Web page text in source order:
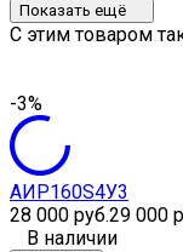
Показать ещё
C этим товаром
-3%
АИР160S4У3
28 000 руб.29 000
В наличии